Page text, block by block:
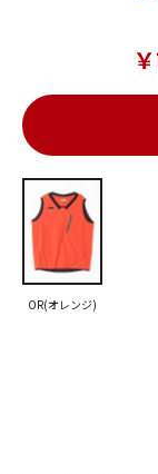
OR(オレンジ)